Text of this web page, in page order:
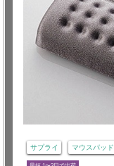
サプライ マウスパッド